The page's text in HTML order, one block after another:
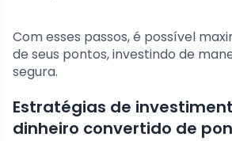
Com esses passos, é possível
de seus pontos, investindo de
segura.
Estratégias de
dinheiro convertido de